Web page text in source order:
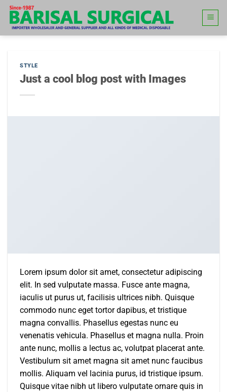
Skip
content
STYLE
Just a cool blog post with Images
Lorem ipsum dolor sit amet, consectetur adipiscing
elit. In sed vulputate massa. Fusce ante magna,
iaculis ut purus ut, facilisis ultrices nibh. Quisque
commodo nunc eget tortor dapibus, et tristique
magna convallis. Phasellus egestas nunc eu
venenatis vehicula. Phasellus et magna nulla. Proin
ante nunc, mollis a lectus ac, volutpat placerat ante.
Vestibulum sit amet magna sit amet nunc faucibus
mollis. Aliquam vel lacinia purus, id tristique ipsum.
Quisque vitae nibh ut libero vulputate ornare quis in